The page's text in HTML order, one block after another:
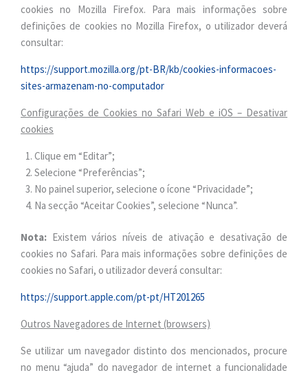
cookies no Mozilla Firefox. Para mais informações sobre
definições de cookies no Mozilla Firefox, o utilizador deverá
consultar:
https://support.mozilla.org/pt-BR/kb/cookies-informacoes-
sites-armazenam-no-computador
Configurações de Cookies no Safari Web e iOS – Desativar
cookies
Clique em “Editar”;
Selecione “Preferências”;
No painel superior, selecione o ícone “Privacidade”;
Na secção “Aceitar Cookies”, selecione “Nunca”.
Nota: Existem vários níveis de ativação e desativação de
cookies no Safari. Para mais informações sobre definições de
cookies no Safari, o utilizador deverá consultar:
https://support.apple.com/pt-pt/HT201265
Outros Navegadores de Internet (browsers)
Se utilizar um navegador distinto dos mencionados, procure
no menu “ajuda” do navegador de internet a funcionalidade